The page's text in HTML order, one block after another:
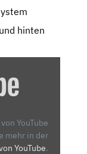
hinten
YouTube
mehr in der
YouTube.